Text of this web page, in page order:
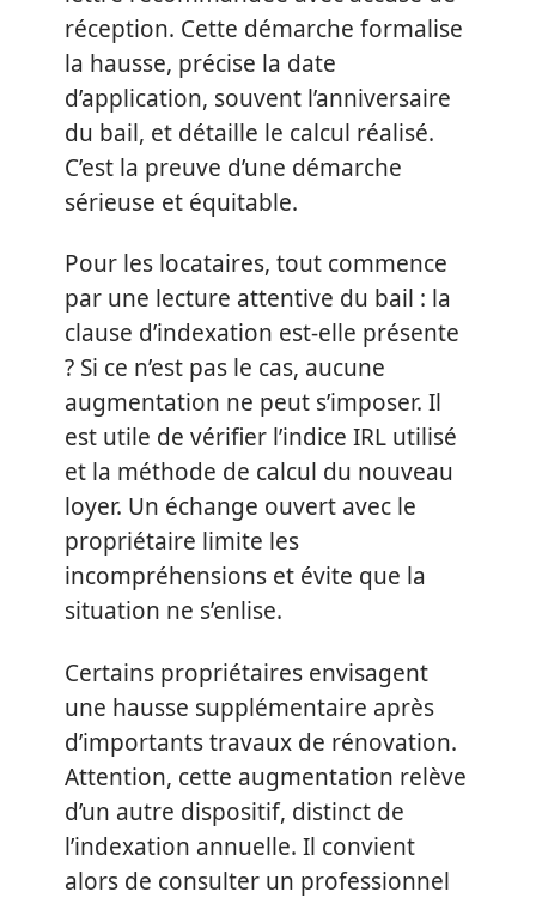
réception. Cette démarche formalise
la hausse, précise la date
d’application, souvent l’anniversaire
du bail, et détaille le calcul réalisé.
C’est la preuve d’une démarche
sérieuse et équitable.
Pour les locataires, tout commence
par une lecture attentive du bail : la
clause d’indexation est-elle présente
? Si ce n’est pas le cas, aucune
augmentation ne peut s’imposer. Il
est utile de vérifier l’indice IRL utilisé
et la méthode de calcul du nouveau
loyer. Un échange ouvert avec le
propriétaire limite les
incompréhensions et évite que la
situation ne s’enlise.
Certains propriétaires envisagent
une hausse supplémentaire après
d’importants travaux de rénovation.
Attention, cette augmentation relève
d’un autre dispositif, distinct de
l’indexation annuelle. Il convient
alors de consulter un professionnel